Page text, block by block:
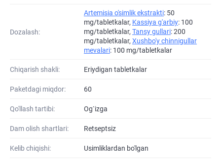
Dozalash:
Artemisia o'simlik ekstrakti: 50
mg/tabletkalar, Kassiya g'arbiy: 100
mg/tabletkalar, Tansy gullari: 200
mg/tabletkalar, Xushbo'y chinnigullar
mevalari: 100 mg/tabletkalar
Chiqarish shakli: Eriydigan tabletkalar
Paketdagi miqdor: 60
Qo'llash tartibi: Og`izga
Dam olish shartlari: Retseptsiz
Kelib chiqishi: Usimliklardan bo'lgan